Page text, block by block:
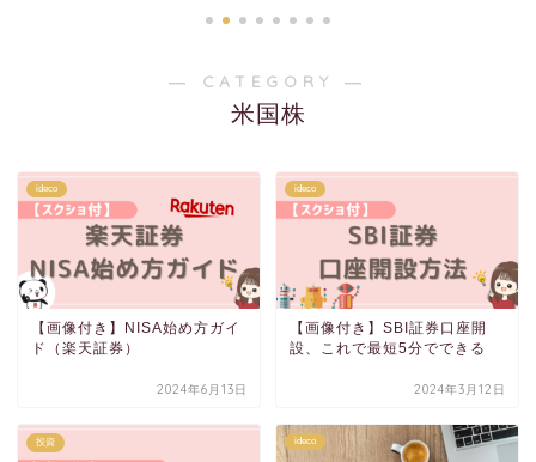
― CATEGORY ―
米国株
ideco
【画像付き】NISA始め方ガイ
ド（楽天証券）
2024年6月13日
ideco
【画像付き】SBI証券口座開
設、これで最短5分でできる
2024年3月12日
投資 ideco